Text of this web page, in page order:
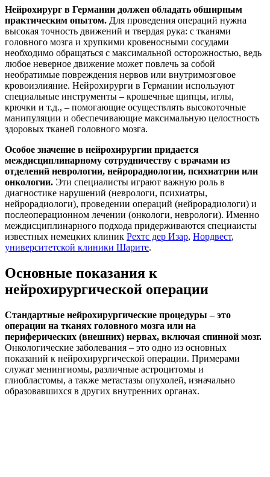
Нейрохирург в Германии должен обладать обширным
практическим опытом. Для проведения операций нужна
высокая точность движений и твердая рука: с тканями
головного мозга и хрупкими кровеносными сосудами
необходимо обращаться с максимальной осторожностью, ведь
любое неверное движение может повлечь за собой
необратимые повреждения нервов или внутримозговое
кровоизлияние. Нейрохирурги в Германии используют
специальные инструменты – крошечные щипцы, иглы,
крючки и т.д., – помогающие осуществлять высокоточные
манипуляции и обеспечивающие максимальную целостность
здоровых тканей головного мозга.
Особое значение в нейрохирургии придается
междисциплинарному сотрудничеству с врачами из
отделений неврологии, нейрорадиологии, психиатрии или
онкологии. Эти специалисты играют важную роль в
диагностике нарушений (неврологи, психиатры,
нейрорадиологи), проведении операций (нейрорадиологи) и
послеоперационном лечении (онкологи, неврологи). Именно
междисциплинарного подхода придерживаются специаисты
известных немецких клиник Рехтс дер Изар, Нордвест,
университетской клиники Шарите.
Основные показания к
нейрохирургической операции
Стандартные нейрохирургические процедуры – это
операции на тканях головного мозга или на
периферических (внешних) нервах, включая спинной мозг.
Онкологические заболевания – это одно из основных
показаний к нейрохирургической операции. Примерами
служат менингиомы, различные астроцитомы и
глиобластомы, а также метастазы опухолей, изначально
образовавшихся в других внутренних органах.